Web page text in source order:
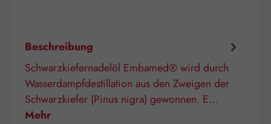
Beschreibung
Schwarzkiefernadelöl Embamed® wird durch
Wasserdampfdestillation aus den Zweigen der
Schwarzkiefer (Pinus nigra) gewonnen. E…
Mehr